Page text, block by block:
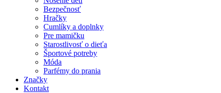
Bezpečnosť
Hračky
Cumlíky a doplnky
Pre mamičku
Starostlivosť o dieťa
Športové potreby
Móda
Parfémy do prania
Značky
Kontakt